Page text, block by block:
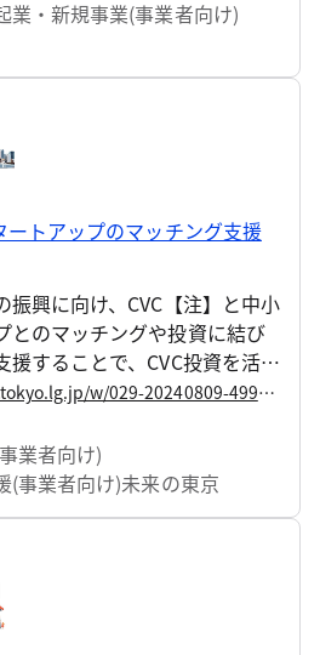
業・新規事業(事業者向け)
ートアップのマッチング支援
振興に向け、CVC【注】と中小
とのマッチングや投資に結び
することで、CVC投資を活性
調達により中小企業・スター
業を実施しています。
https://www.my.metro.tokyo.lg.jp/w/029-20240809-49931807
業者向け)
(事業者向け)未来の東京